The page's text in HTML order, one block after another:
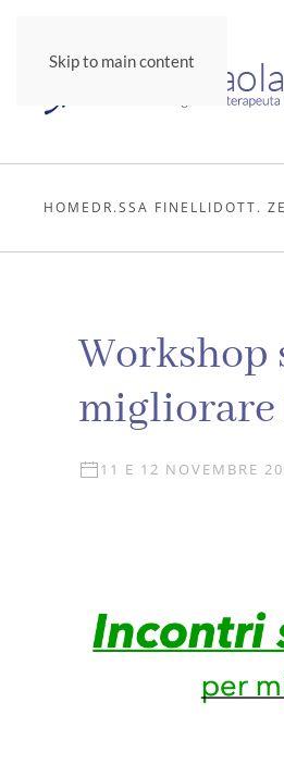
Skip to main content
HOME DR.SSA FINELLIDOTT.
Workshop
migliorare
11 E 12 NOVEMBRE